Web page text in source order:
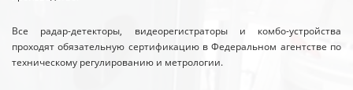
Все радар-детекторы, видеорегистраторы и комбо-устройства
проходят обязательную сертификацию в Федеральном агентстве по
техническому регулированию и метрологии.